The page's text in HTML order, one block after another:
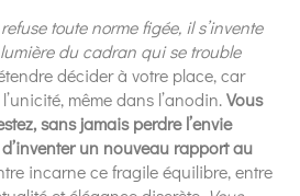
toute norme figée, il s’invente
du cadran qui se trouble
décider à votre place, car
même dans l’anodin.Vous
sans jamais perdre l’envie
un nouveau rapport au
incarne ce fragile équilibre, entre